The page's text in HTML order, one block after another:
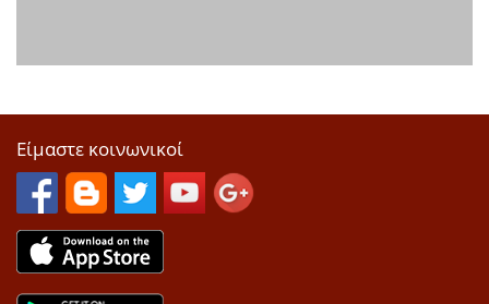
Είμαστε κοινωνικοί